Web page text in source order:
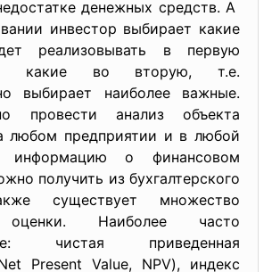
денежных средств. А
инвестор выбирает какие
реализовывать в первую
какие во вторую, т.е.
выбирает наиболее важные.
провести анализ объекта
любом предприятии и в любой
информацию о финансовом
получить из бухгалтерского
существует множество
оценки. Наиболее часто
чистая приведенная
Present Value, NPV), индекс